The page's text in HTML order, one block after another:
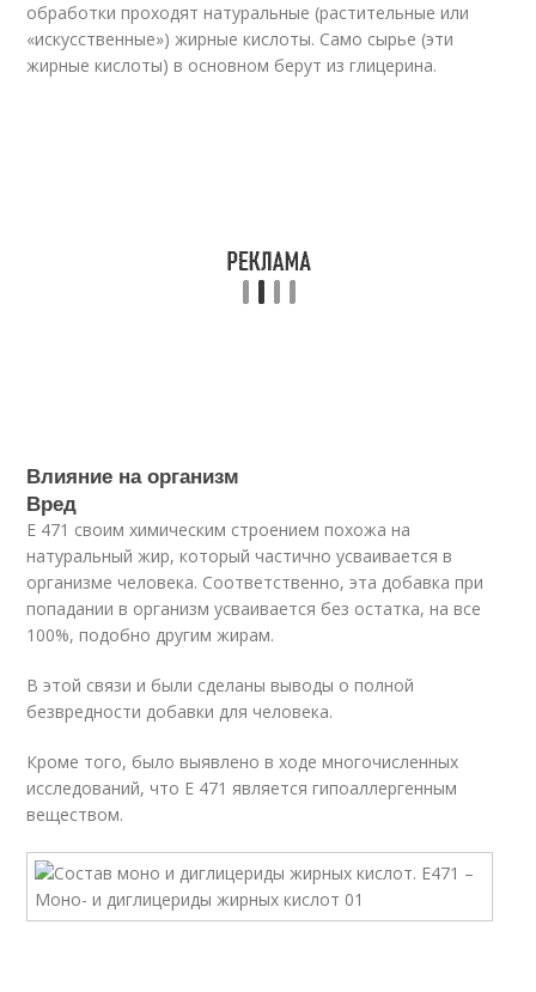
обработки проходят натуральные (растительные или
«искусственные») жирные кислоты. Само сырье (эти
жирные кислоты) в основном берут из глицерина.
Влияние на организм
Вред
Е 471 своим химическим строением похожа на
натуральный жир, который частично усваивается в
организме человека. Соответственно, эта добавка при
попадании в организм усваивается без остатка, на все
100%, подобно другим жирам.
В этой связи и были сделаны выводы о полной
безвредности добавки для человека.
Кроме того, было выявлено в ходе многочисленных
исследований, что Е 471 является гипоаллергенным
веществом.